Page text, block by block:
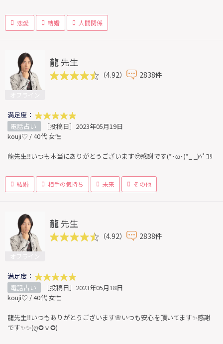
恋愛 結婚 人間関係
龍 先生
（4.92） 2838件
満足度：
電話占い
［投稿日］2023年05月19日
kouji♡ / 40代 女性
龍先生‼️いつも本当にありがとうございます🥹感謝です(*･ω･)*_ _)ﾍﾟｺﾘ
結婚 相手の気持ち 未来 その他
龍 先生
（4.92） 2838件
満足度：
電話占い
［投稿日］2023年05月18日
kouji♡ / 40代 女性
龍先生‼️いつもありがとうございます🌸いつも安心を頂いてます✨感謝
です✨️✨️(ღ✪ｖ✪)